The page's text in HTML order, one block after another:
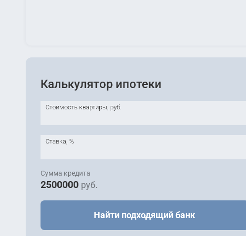
Калькулятор ипотеки
Стоимость квартиры, руб.
Ставка, %
Сумма кредита
2500000 руб.
Найти подходящий банк